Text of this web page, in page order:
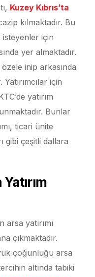
Kuzey Kıbrıs’ta
kılmaktadır. Bu
isteyenler için
yer almaktadır.
inip arkasında
için
yatırım
Bunlar
ticari ünite
gibi çeşitli dallara
arsa yatırımı
çıkmaktadır.
çoğunluğu arsa
altında tabiki